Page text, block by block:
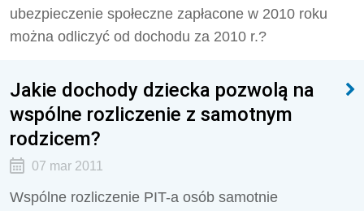
ubezpieczenie społeczne zapłacone w 2010 roku
można odliczyć od dochodu za 2010 r.?
Jakie dochody dziecka pozwolą na
wspólne rozliczenie z samotnym
rodzicem?
07 mar 2011
Wspólne rozliczenie PIT-a osób samotnie